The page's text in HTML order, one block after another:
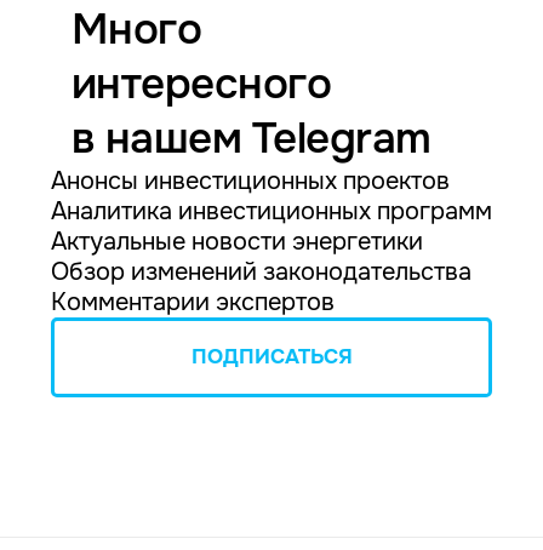
Много
интересного
в нашем Telegram
Анонсы инвестиционных проектов
Аналитика инвестиционных программ
Актуальные новости энергетики
Обзор изменений законодательства
Комментарии экспертов
ПОДПИСАТЬСЯ